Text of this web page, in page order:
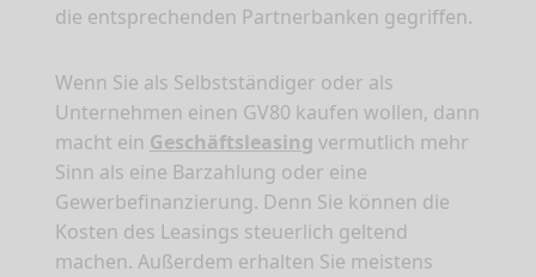
die entsprechenden Partnerbanken gegriffen.
Wenn Sie als Selbstständiger oder als
Unternehmen einen GV80 kaufen wollen, dann
macht ein Geschäftsleasing vermutlich mehr
Sinn als eine Barzahlung oder eine
Gewerbefinanzierung. Denn Sie können die
Kosten des Leasings steuerlich geltend
machen. Außerdem erhalten Sie meistens